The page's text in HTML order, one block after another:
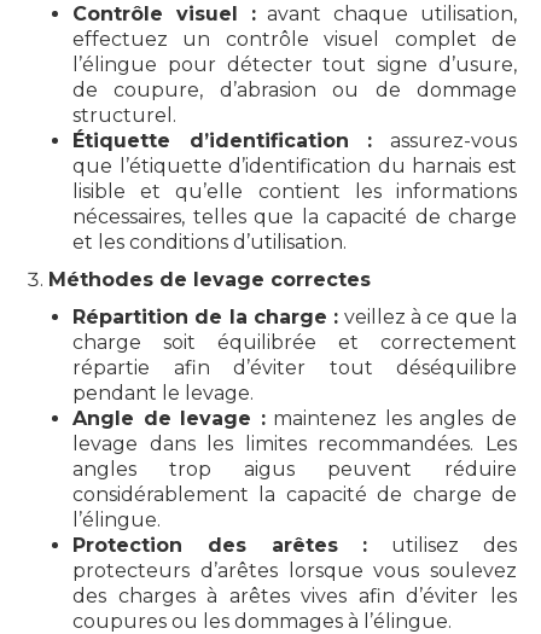
Contrôle visuel :avant chaque utilisation,
effectuez un contrôle visuel complet de
l’élingue pour détecter tout signe d’usure,
de coupure, d’abrasion ou de dommage
structurel.
Étiquette d’identification : assurez-vous
que l’étiquette d’identification du harnais est
lisible et qu’elle contient les informations
nécessaires, telles que la capacité de charge
et les conditions d’utilisation.
Méthodes de levage correctes
Répartition de la charge : veillez à ce que la
charge soit équilibrée et correctement
répartie afin d’éviter tout déséquilibre
pendant le levage.
Angle de levage :maintenez les angles de
levage dans les limites recommandées. Les
angles trop aigus peuvent réduire
considérablement la capacité de charge de
l’élingue.
Protection des arêtes : utilisez des
protecteurs d’arêtes lorsque vous soulevez
des charges à arêtes vives afin d’éviter les
coupures ou les dommages à l’élingue.